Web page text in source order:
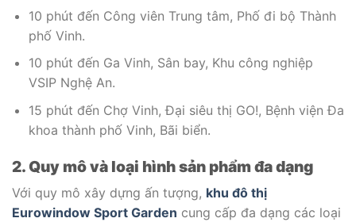
10 phút đến Công viên Trung tâm, Phố đi bộ Thành
phố Vinh.
10 phút đến Ga Vinh, Sân bay, Khu công nghiệp
VSIP Nghệ An.
15 phút đến Chợ Vinh, Đại siêu thị GO!, Bệnh viện Đa
khoa thành phố Vinh, Bãi biển.
2. Quy mô và loại hình sản phẩm đa dạng
Với quy mô xây dựng ấn tượng, khu đô thị
Eurowindow Sport Garden cung cấp đa dạng các loại